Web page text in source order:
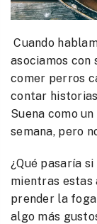
Cuando
asociamos con
comer perros
contar
Suena como
semana, pero
¿Qué pasaría
mientras estas
prender la
algo más